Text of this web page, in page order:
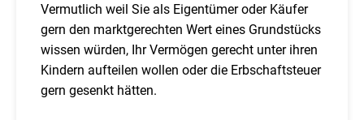
Vermutlich weil Sie als Eigentümer oder Käufer
gern den marktgerechten Wert eines Grundstücks
wissen würden, Ihr Vermögen gerecht unter ihren
Kindern aufteilen wollen oder die Erbschaftsteuer
gern gesenkt hätten.